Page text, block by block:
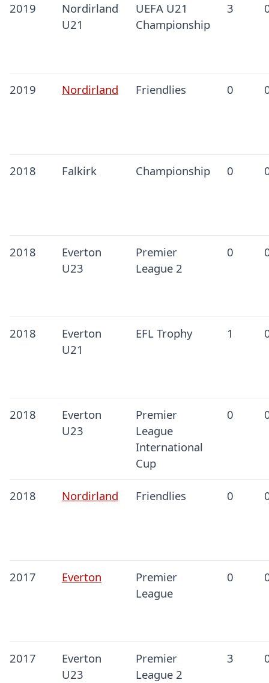
2019
Nordirland
U21
UEFA U21
Championship
3
2019 Nordirland Friendlies 0
2018 Falkirk Championship 0
2018
Everton
U23
Premier
League 2
0
2018
Everton
U21
EFL Trophy 1
2018
Everton
U23
Premier
League
International
Cup
0
2018 Nordirland Friendlies 0
2017 Everton
Premier
League
0
2017
Everton
U23
Premier
League 2
3